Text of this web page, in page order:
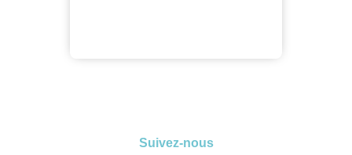
Suivez-nous